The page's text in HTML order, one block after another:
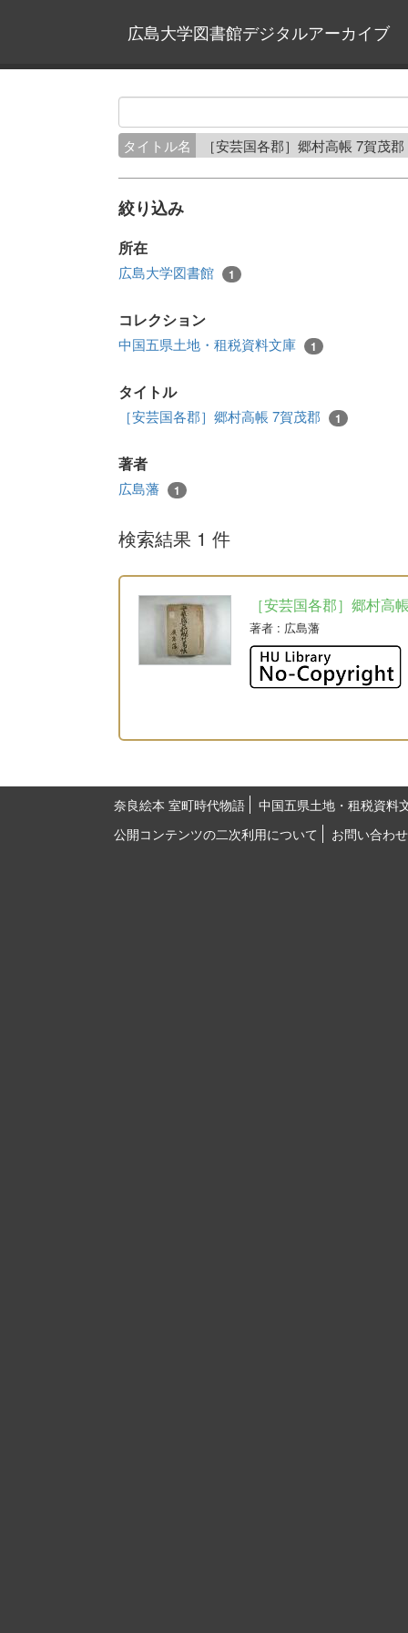
広島大学図書館デジタルアーカイブ
タイトル名 ［安芸国各郡］郷村高帳 7賀茂郡
絞り込み
所在
広島大学図書館 1
コレクション
中国五県土地・租税資料文庫 1
タイトル
［安芸国各郡］郷村高帳 7賀茂郡 1
著者
広島藩 1
検索結果 1 件
［安芸国各郡］郷村
著者 : 広島藩
奈良絵本 室町時代物語
中国五県土地・租税資料
公開コンテンツの二次利用について
お問い合わせ